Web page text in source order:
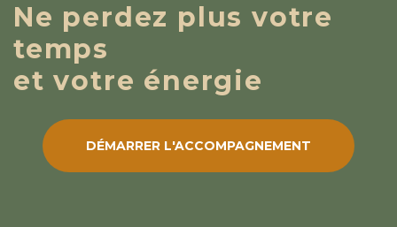
Ne perdez plus votre
temps
et votre énergie
DÉMARRER L'ACCOMPAGNEMENT